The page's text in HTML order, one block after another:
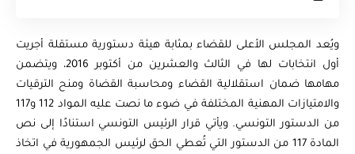
ويُعد المجلس الأعلى للقضاء بمثابة هيئة دستورية مستقلة أجريت
أول انتخابات لها في الثالث والعشرين من أكتوبر 2016، ويتضمن
مهامها ضمان استقلالية القضاء ومحاسبة القضاة ومنح الترقيات
والامتيازات المهنية المختلفة في ضوء ما نصت عليه المواد 112 و117
من الدستور التونسي. ويأتي قرار الرئيس التونسي استنادًا إلى نص
المادة 117 من الدستور التي تُعطي الحق لرئيس الجمهورية في اتخاذ